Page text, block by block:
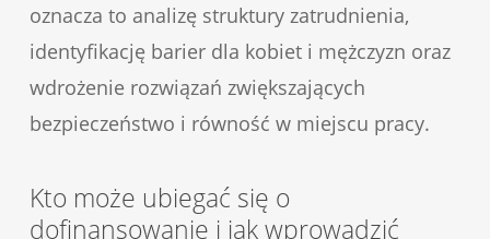
oznacza to analizę struktury zatrudnienia,
identyfikację barier dla kobiet i mężczyzn oraz
wdrożenie rozwiązań zwiększających
bezpieczeństwo i równość w miejscu pracy.
Kto może ubiegać się o
dofinansowanie i jak wprowadzić